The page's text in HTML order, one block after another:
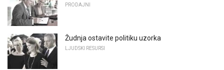
PRODAJNI
Žudnja ostavite politiku uzorka
LJUDSKI RESURSI